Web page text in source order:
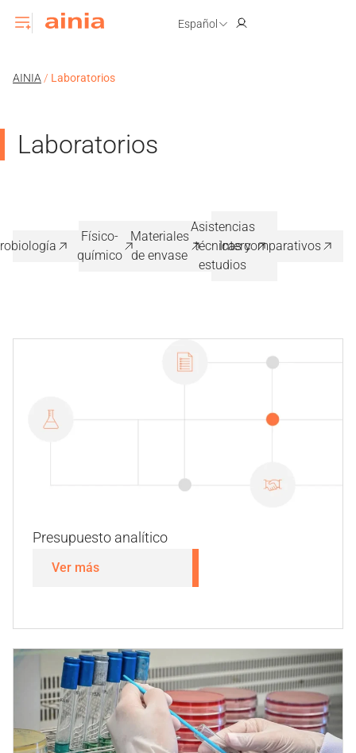
Español
AINIA / Laboratorios
Laboratorios
Físico-
químico
Materiales
de envase
Asistencias
técnicas y
estudios
Intercomparativos
Presupuesto analítico
Ver más